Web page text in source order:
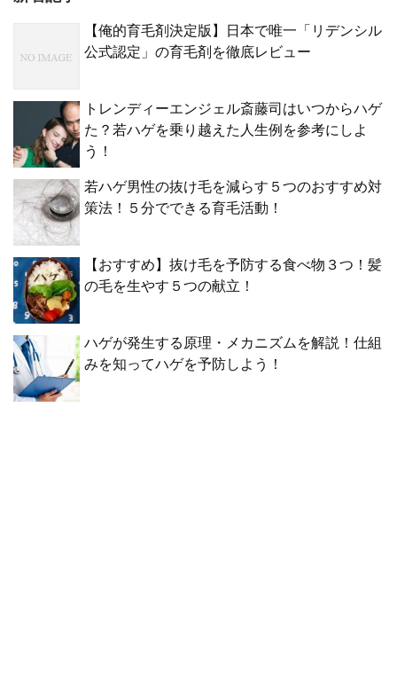
【俺的育毛剤決定版】日本で唯一「リデンシル
公式認定」の育毛剤を徹底レビュー
トレンディーエンジェル斎藤司はいつからハゲ
た？若ハゲを乗り越えた人生例を参考にしよ
う！
若ハゲ男性の抜け毛を減らす５つのおすすめ対
策法！５分でできる育毛活動！
【おすすめ】抜け毛を予防する食べ物３つ！髪
の毛を生やす５つの献立！
ハゲが発生する原理・メカニズムを解説！仕組
みを知ってハゲを予防しよう！